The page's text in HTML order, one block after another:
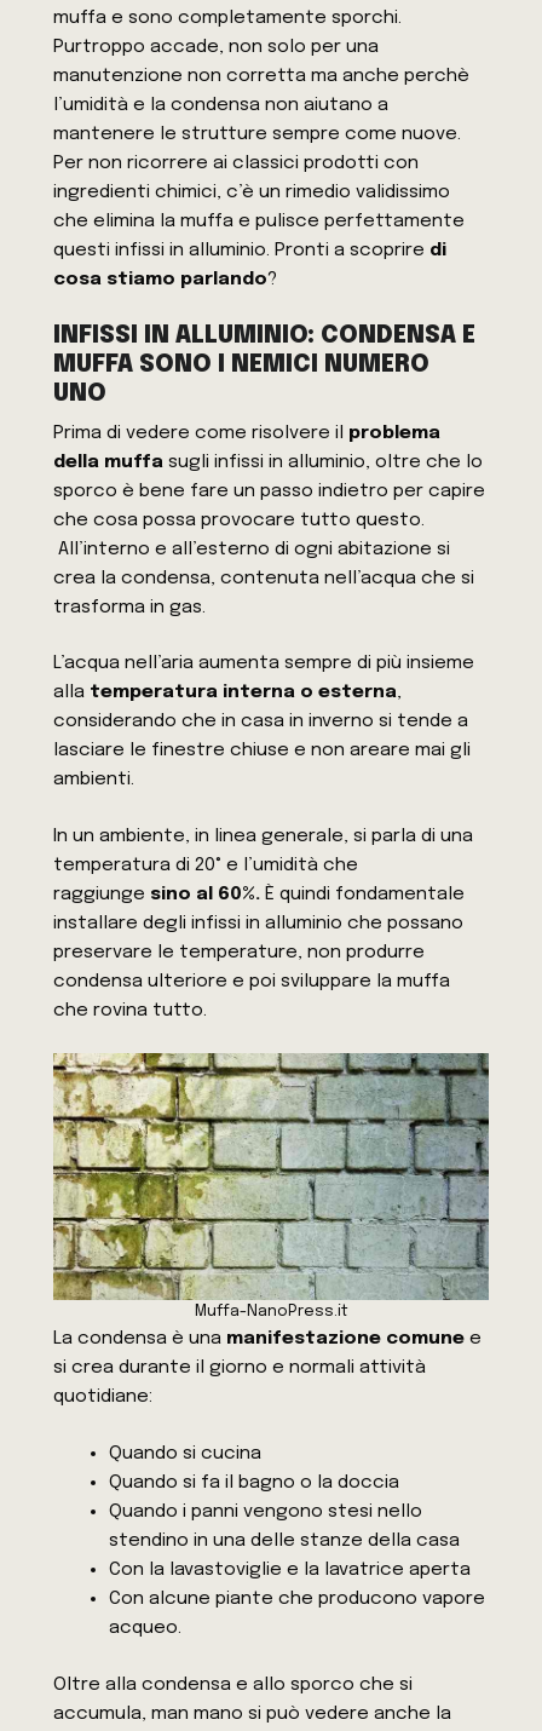
muffa e sono completamente sporchi.
Purtroppo accade, non solo per una
manutenzione non corretta ma anche perchè
l’umidità e la condensa non aiutano a
mantenere le strutture sempre come nuove.
Per non ricorrere ai classici prodotti con
ingredienti chimici, c’è un rimedio validissimo
che elimina la muffa e pulisce perfettamente
questi infissi in alluminio. Pronti a scoprire di
cosa stiamo parlando?
INFISSI IN ALLUMINIO: CONDENSA E
MUFFA SONO I NEMICI NUMERO
UNO
Prima di vedere come risolvere il problema
della muffa sugli infissi in alluminio, oltre che lo
sporco è bene fare un passo indietro per capire
che cosa possa provocare tutto questo.
All’interno e all’esterno di ogni abitazione si
crea la condensa, contenuta nell’acqua che si
trasforma in gas.
L’acqua nell’aria aumenta sempre di più insieme
alla temperatura interna o esterna,
considerando che in casa in inverno si tende a
lasciare le finestre chiuse e non areare mai gli
ambienti.
In un ambiente, in linea generale, si parla di una
temperatura di 20° e l’umidità che
raggiunge sino al 60%. È quindi fondamentale
installare degli infissi in alluminio che possano
preservare le temperature, non produrre
condensa ulteriore e poi sviluppare la muffa
che rovina tutto.
Muffa-NanoPress.it
La condensa è una manifestazione comune e
si crea durante il giorno e normali attività
quotidiane:
Quando si cucina
Quando si fa il bagno o la doccia
Quando i panni vengono stesi nello
stendino in una delle stanze della casa
Con la lavastoviglie e la lavatrice aperta
Con alcune piante che producono vapore
acqueo.
Oltre alla condensa e allo sporco che si
accumula, man mano si può vedere anche la